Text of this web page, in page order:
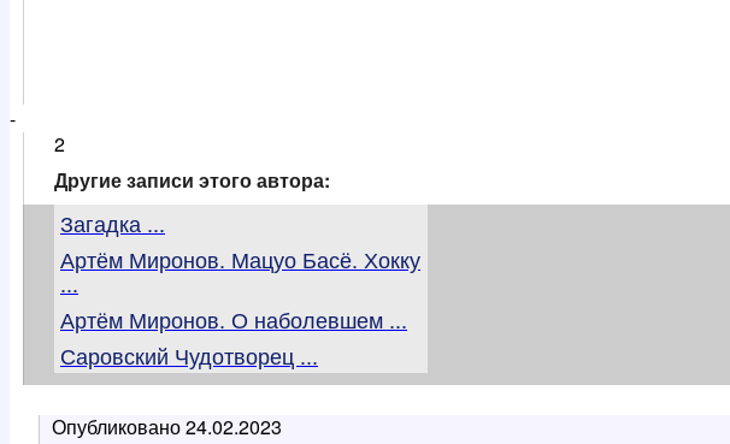
-
2
Другие записи этого автора:
Загадка ...
Артём Миронов. Мацуо Басё. Хокку
...
Артём Миронов. О наболевшем ...
Саровский Чудотворец ...
Опубликовано24.02.2023